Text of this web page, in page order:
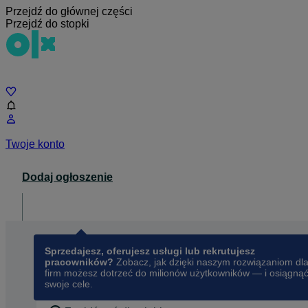
Przejdź do głównej części
Przejdź do stopki
Twoje konto
Dodaj ogłoszenie
Sprzedajesz, oferujesz usługi lub rekrutujesz
pracowników? Zobacz, jak dzięki naszym rozwiązaniom dla
firm możesz dotrzeć do milionów użytkowników — i osiągnąć
swoje cele.